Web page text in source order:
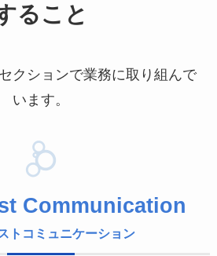
ること
クションで業務に取り組んで
います。
Communication
トコミュニケーション